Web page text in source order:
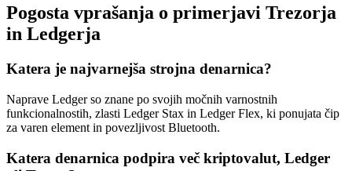
Pogosta vprašanja o primerjavi Trezorja
in Ledgerja
Katera je najvarnejša strojna denarnica?
Naprave Ledger so znane po svojih močnih varnostnih
funkcionalnostih, zlasti Ledger Stax in Ledger Flex, ki ponujata čip
za varen element in povezljivost Bluetooth.
Katera denarnica podpira več kriptovalut, Ledger